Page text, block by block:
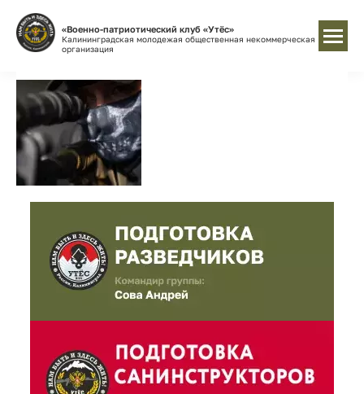
«Военно-патриотический клуб «Утёс»
Калининградская молодежая общественная некоммерческая
организация